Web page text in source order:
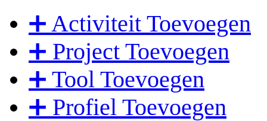
➕ Activiteit Toevoegen
➕ Project Toevoegen
➕ Tool Toevoegen
➕ Profiel Toevoegen